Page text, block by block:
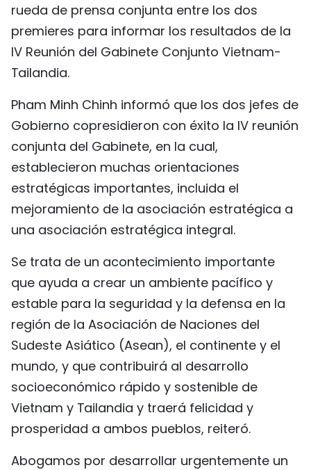
FRANÇAIS
РУССКИЙ
rueda de prensa conjunta entre los dos
premieres para informar los resultados de la
IV Reunión del Gabinete Conjunto Vietnam-
Tailandia.
Pham Minh Chinh informó que los dos jefes de
Gobierno copresidieron con éxito la IV reunión
conjunta del Gabinete, en la cual,
establecieron muchas orientaciones
estratégicas importantes, incluida el
mejoramiento de la asociación estratégica a
una asociación estratégica integral.
Se trata de un acontecimiento importante
que ayuda a crear un ambiente pacífico y
estable para la seguridad y la defensa en la
región de la Asociación de Naciones del
Sudeste Asiático (Asean), el continente y el
mundo, y que contribuirá al desarrollo
socioeconómico rápido y sostenible de
Vietnam y Tailandia y traerá felicidad y
prosperidad a ambos pueblos, reiteró.
Abogamos por desarrollar urgentemente un